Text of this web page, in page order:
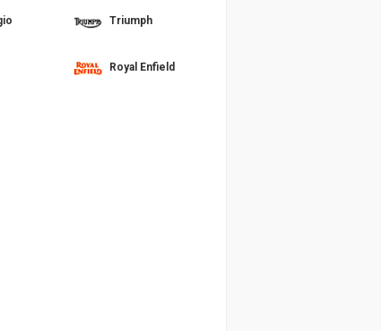
Triumph
Royal Enfield